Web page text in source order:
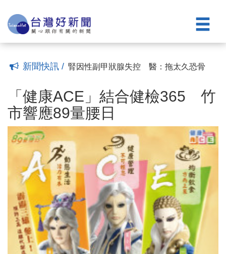
新聞快訊 /
黃金治療期
王凱猝逝掀睡眠健康討論 醫示警「睡不
好當成日常」最危險
「爸」氣守護！ 臺南醫院舉辦「勇.健父
親節」癌篩暨健康促進活動(20:14)
反覆感冒竟是口咽癌 引發因子非菸、
遠離代謝症候群！(16:28)
腎因性副甲狀腺失控 醫：拖太久恐骨
量腰日
(11:42)
失智照護不只找回家的路 更要補上社會
安全網缺口(09:01)
跌倒是長輩健康致命殺手！ 醫籲：肌力
和平衡訓練是預防關鍵
攝護腺癌治療新選項 安南醫院「海福
排尿困難、頻尿、夜尿別隱忍 醫：把握
黃金治療期 (22:22)
王凱猝逝掀睡眠健康討論 醫示警「睡不
好當成日常」最危險
「爸」氣守護！ 臺南醫院舉辦「勇.健父
親節」癌篩暨健康促進活動(20:14)
反覆感冒竟是口咽癌 引發因子非菸、
檳、酒
(18:49)
每月量一次腰圍！ 「黃阿瑪」陪你一起
遠離代謝症候群！ (16:28)
腎因性副甲狀腺失控 醫：拖太久恐骨
折、心血管鈣化(13:42)
「健康ACE」結合健檢365 竹
市響應89量腰日